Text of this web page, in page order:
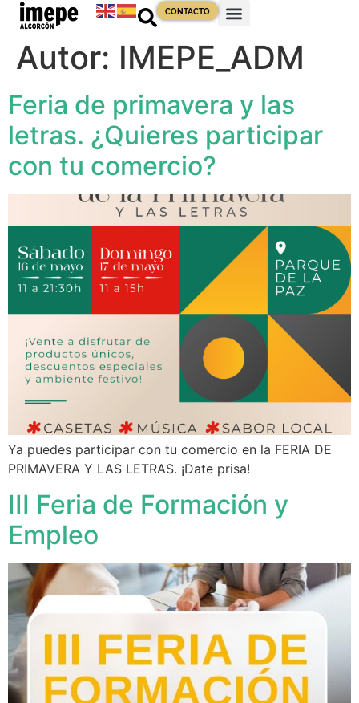
contenido CONTACTO
Autor: IMEPE_ADM
Feria de primavera y las
letras. ¿Quieres participar
con tu comercio?
Ya puedes participar con tu comercio en la FERIA DE
PRIMAVERA Y LAS LETRAS. ¡Date prisa!
III Feria de Formación y
Empleo